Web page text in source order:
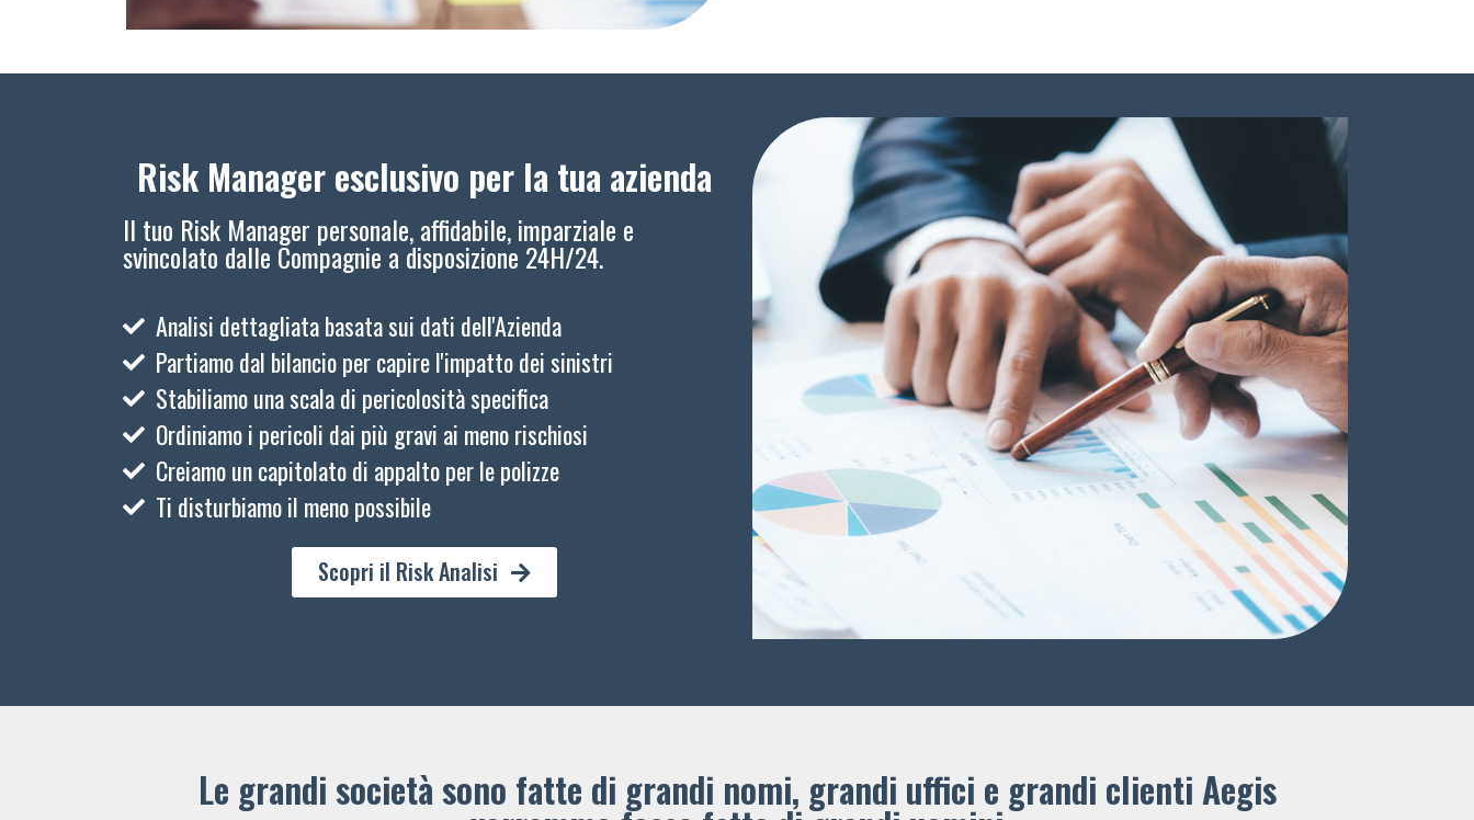
Risk Manager esclusivo per la tua azienda
Il tuo Risk Manager personale, affidabile, imparziale e
svincolato dalle Compagnie a disposizione 24H/24.
Analisi dettagliata basata sui dati dell'Azienda
Partiamo dal bilancio per capire l'impatto dei sinistri
Stabiliamo una scala di pericolosità specifica
Ordiniamo i pericoli dai più gravi ai meno rischiosi
Creiamo un capitolato di appalto per le polizze
Ti disturbiamo il meno possibile
Scopri il Risk Analisi
Le grandi società sono fatte di grandi nomi, grandi uffici e grandi clienti ​Aegis